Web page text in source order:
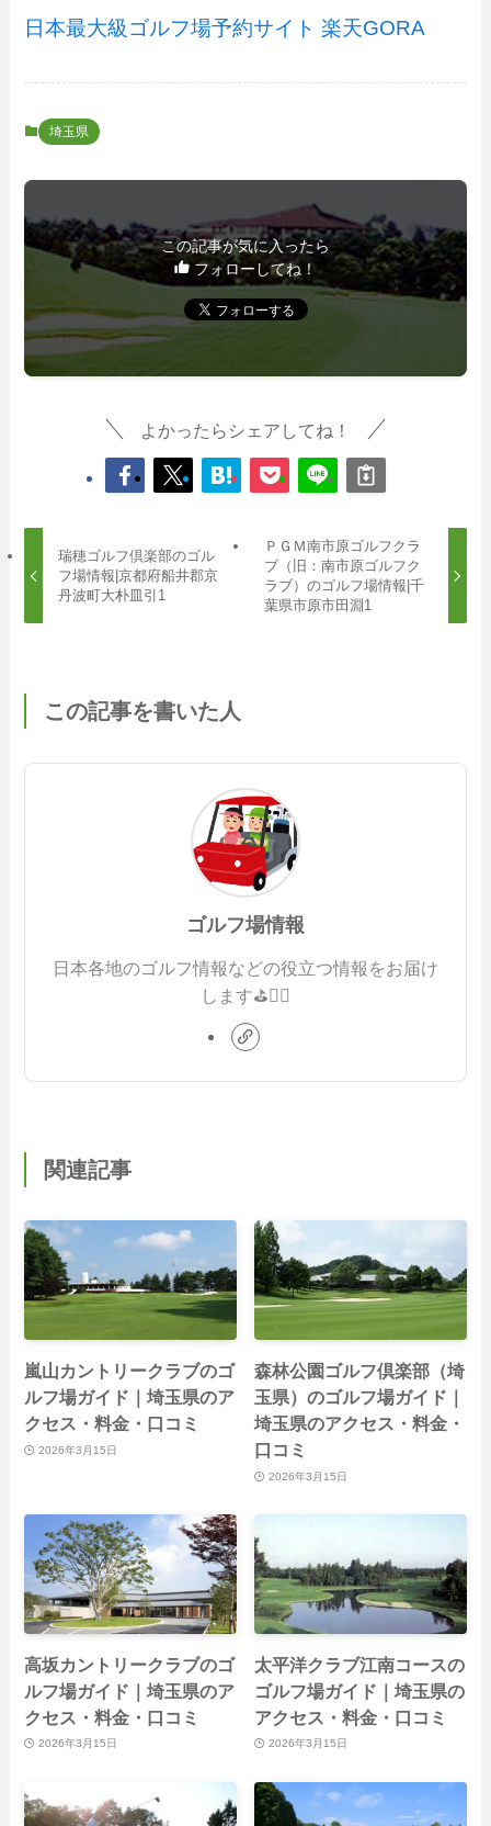
日本最大級ゴルフ場予約サイト 楽天GORA
埼玉県
この記事が気に入ったら
フォローしてね！
よかったらシェアしてね！
瑞穂ゴルフ倶楽部のゴル
フ場情報|京都府船井郡京
丹波町大朴皿引1
ＰＧＭ南市原ゴルフクラ
ブ（旧：南市原ゴルフク
ラブ）のゴルフ場情報|千
葉県市原市田淵1
この記事を書いた人
ゴルフ場情報
日本各地のゴルフ情報などの役立つ情報をお届け
します⛳️🏌️‍♂️
関連記事
嵐山カントリークラブのゴ
ルフ場ガイド｜埼玉県のア
クセス・料金・口コミ
2026年3月15日
森林公園ゴルフ倶楽部（埼
玉県）のゴルフ場ガイド｜
埼玉県のアクセス・料金・
口コミ
2026年3月15日
高坂カントリークラブのゴ
ルフ場ガイド｜埼玉県のア
クセス・料金・口コミ
2026年3月15日
太平洋クラブ江南コースの
ゴルフ場ガイド｜埼玉県の
アクセス・料金・口コミ
2026年3月15日